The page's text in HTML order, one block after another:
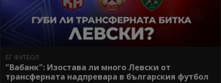
БГ ФУТБОЛ
"Вабанк": Изостава ли много Левски от
трансферната надпревара в българския футбол